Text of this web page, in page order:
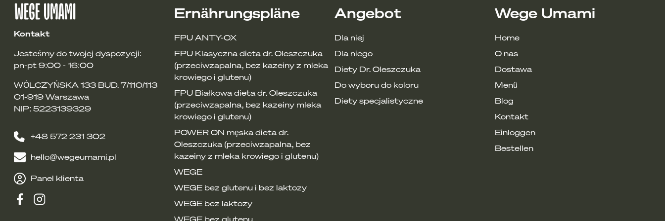
obniża poziom kortyzolu, poprawia trawienie, oczyszcza organizm z toksyn
: zalej mieszankę gorącą wodą i zaparz pod przykryciem przez 10 minut
(skład: rumianek, chaber, babka lancetowata, dziurawiec, nagietek)
poprawia krążenie i jakość nasienia, podnosi poziom testosteronu
najlepiej wypić po pracy, żeby złapać oddech po ciężkim dniu
: zalej mieszankę gorącą wodą i zaparz pod przykryciem przez 10 minut
Kontakt
Jesteśmy do twojej dyspozycji:
pn-pt 9:00 - 16:00
WÓLCZYŃSKA 133 BUD. 7/110/113
01-919 Warszawa
NIP: 5223139329
+48 572 231 302
hello@wegeumami.pl
Panel klienta
Ernährungspläne
FPU ANTY-OX
FPU Klasyczna dieta dr. Oleszczuka
(przeciwzapalna, bez kazeiny z mleka
krowiego i glutenu)
FPU Białkowa dieta dr. Oleszczuka
(przeciwzapalna, bez kazeiny mleka
krowiego i glutenu)
POWER ON męska dieta dr.
Oleszczuka (przeciwzapalna, bez
kazeiny z mleka krowiego i glutenu)
WEGE
WEGE bez glutenu i bez laktozy
WEGE bez laktozy
Angebot
Dla niej
Dla niego
Diety Dr. Oleszczuka
Do wyboru do koloru
Diety specjalistyczne
Wege Umami
Home
O nas
Dostawa
Menü
Blog
Kontakt
Einloggen
Bestellen